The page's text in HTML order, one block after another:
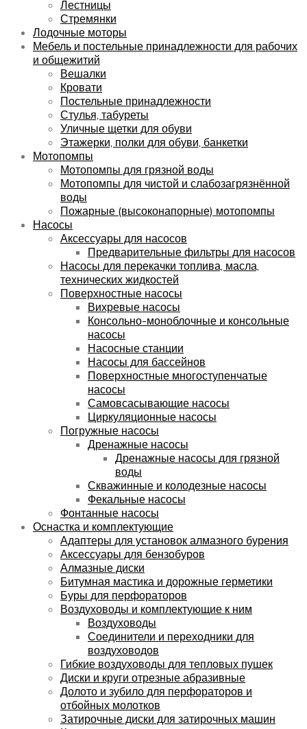
Лестницы
Стремянки
Лодочные моторы
Мебель и постельные принадлежности для рабочих
и общежитий
Вешалки
Кровати
Постельные принадлежности
Стулья, табуреты
Уличные щетки для обуви
Этажерки, полки для обуви, банкетки
Мотопомпы
Мотопомпы для грязной воды
Мотопомпы для чистой и слабозагрязнённой
воды
Пожарные (высоконапорные) мотопомпы
Насосы
Аксессуары для насосов
Предварительные фильтры для насосов
Насосы для перекачки топлива, масла,
технических жидкостей
Поверхностные насосы
Вихревые насосы
Консольно-моноблочные и консольные
насосы
Насосные станции
Насосы для бассейнов
Поверхностные многоступенчатые
насосы
Самовсасывающие насосы
Циркуляционные насосы
Погружные насосы
Дренажные насосы
Дренажные насосы для грязной
воды
Скважинные и колодезные насосы
Фекальные насосы
Фонтанные насосы
Оснастка и комплектующие
Адаптеры для установок алмазного бурения
Аксессуары для бензобуров
Алмазные диски
Битумная мастика и дорожные герметики
Буры для перфораторов
Воздуховоды и комплектующие к ним
Воздуховоды
Соединители и переходники для
воздуховодов
Гибкие воздуховоды для тепловых пушек
Диски и круги отрезные абразивные
Долото и зубило для перфораторов и
отбойных молотков
Затирочные диски для затирочных машин